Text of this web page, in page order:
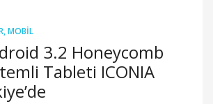
,MOBIL
3.2 Honeycomb
Tableti ICONIA